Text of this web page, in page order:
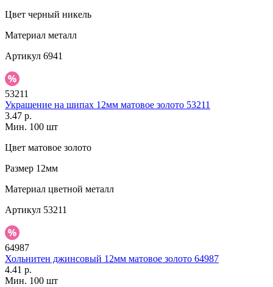
Цвет черный никель
Материал металл
Артикул 6941
53211
Украшение на шипах 12мм матовое золото 53211
3.47 р.
Мин. 100 шт
Цвет матовое золото
Размер 12мм
Материал цветной металл
Артикул 53211
64987
Хольнитен джинсовый 12мм матовое золото 64987
4.41 р.
Мин. 100 шт